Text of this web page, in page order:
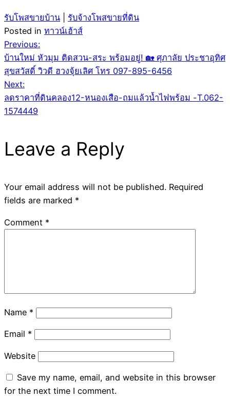
รับโพสขายบ้าน
รับจ้างโพสขายที่ดิน
Posted in ทาวน์เฮ้าส์
Post
navigation
Previous:
บ้านใหม่ หัวมุม ติดสวน-สระ พร้อมอยู่! 🏡 ศุภาลัย ประชาอุทิศ
สุขสวัสดิ์ วิวดี ฮวงจุ้ยเลิศ โทร 097-895-6456
Next:
ลดราคาที่ดินคลอง12-หนองเสือ-ถมแล้วน้ำไฟพร้อม -T.062-
1574449
Leave a Reply
Your email address will not be published. Required
fields are marked *
Comment *
Name *
Email *
Website
Save my name, email, and website in this browser
for the next time I comment.